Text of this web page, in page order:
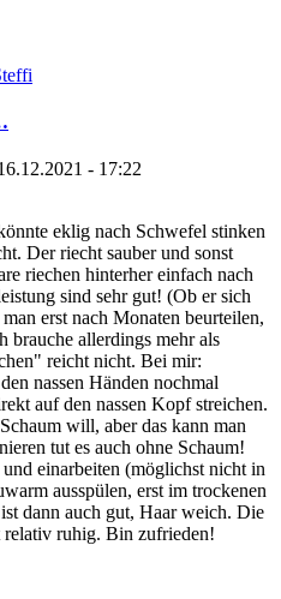
- 17:22
eklig nach Schwefel stinken
Der riecht sauber und sonst
riechen hinterher einfach nach
sind sehr gut! (Ob er sich
erst nach Monaten beurteilen,
brauche allerdings mehr als
reicht nicht. Bei mir:
nassen Händen nochmal
auf den nassen Kopf streichen.
will, aber das kann man
tut es auch ohne Schaum!
einarbeiten (möglichst nicht in
ausspülen, erst im trockenen
dann auch gut, Haar weich. Die
ruhig. Bin zufrieden!